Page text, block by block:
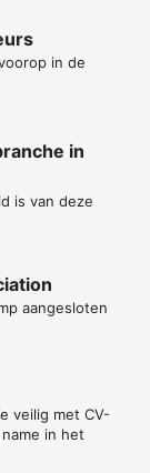
in de
in
is van deze
aangesloten
veilig met CV-
in het